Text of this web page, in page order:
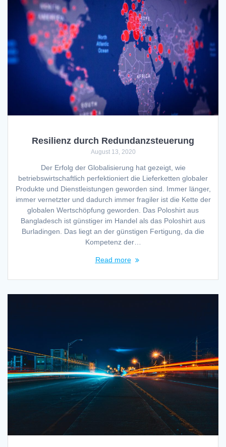
Resilienz durch Redundanzsteuerung
August 13, 2020
Der Erfolg der Globalisierung hat gezeigt, wie
betriebswirtschaftlich perfektioniert die Lieferketten globaler
Produkte und Dienstleistungen geworden sind. Immer länger,
immer vernetzter und dadurch immer fragiler ist die Kette der
globalen Wertschöpfung geworden. Das Poloshirt aus
Bangladesch ist günstiger im Handel als das Poloshirt aus
Burladingen. Das liegt an der günstigen Fertigung, da die
Kompetenz der…
Read more